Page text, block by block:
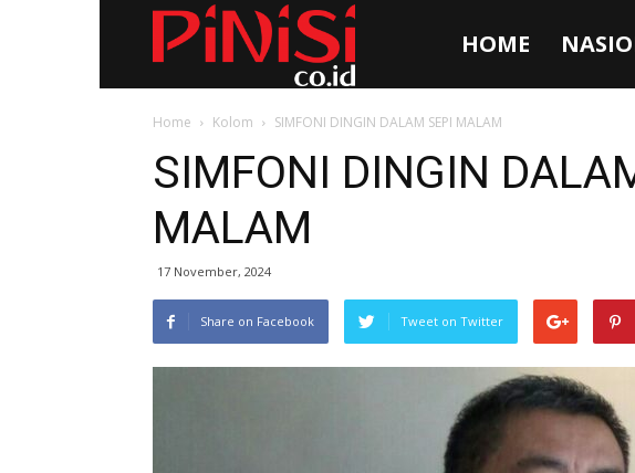
HOME
Home Kolom SIMFONI DINGIN DALAM SEPI MALAM
SIMFONI DINGIN
MALAM
17 November, 2024
Share on Facebook Tweet on Twitter